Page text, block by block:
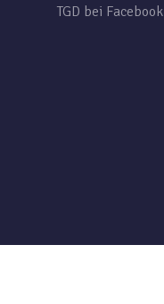
TGD bei Facebook